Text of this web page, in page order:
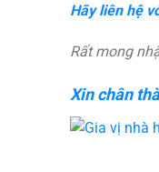
Hãy liên hệ
Rất mong
Xin chân